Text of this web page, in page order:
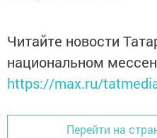
Читайте новости
национальном
https://max.ru/
Перейти на